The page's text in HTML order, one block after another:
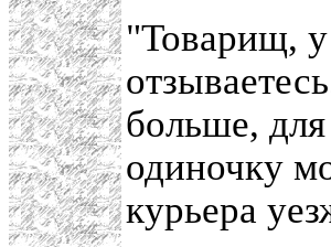
"Товарищ,
больше,
одиночку
курьера